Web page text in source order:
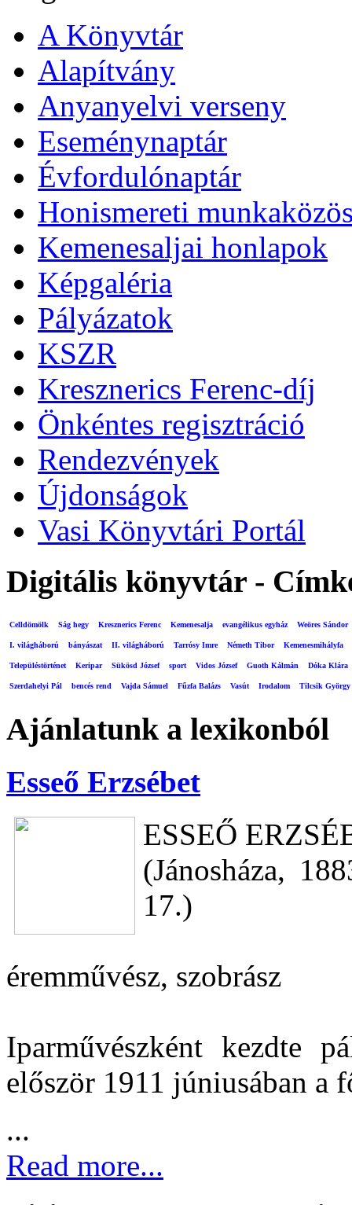
A Könyvtár
Alapítvány
Anyanyelvi verseny
Eseménynaptár
Évfordulónaptár
Honismereti
Kemenesaljai honlapok
Képgaléria
Pályázatok
KSZR
Kresznerics Ferenc-díj
Önkéntes regisztráció
Rendezvények
Újdonságok
Vasi Könyvtári Portál
Digitális könyvtár -
Celldömölk Ság hegy Kresznerics Ferenc Kemenesalja evangélikus egyház Weöres Sándor
I. világháború bányászat II. világháború Tarrósy Imre Németh Tibor Kemenesmihályfa
Településtörténet Keripar Sükösd József sport Vidos József Guoth Kálmán Dóka Klára
Szerdahelyi Pál bencés rend Vajda Sámuel Fűzfa Balázs Vasút Irodalom Tilcsik György
Ajánlatunk a lexikonból
Esseő Erzsébet
ESSEŐ
(Jánosháza,
17.)
éremművész, szobrász
Iparművészként kezdte
először 1911 júniusában a
...
Read more...